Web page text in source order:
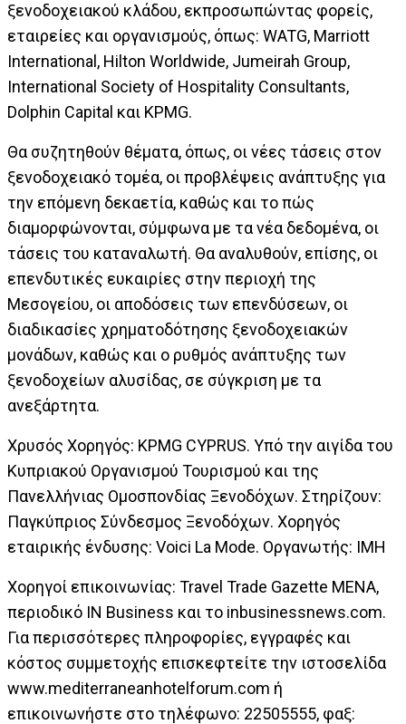
ξενοδοχειακού κλάδου, εκπροσωπώντας φορείς,
εταιρείες και οργανισμούς, όπως: WATG, Marriott
International, Hilton Worldwide, Jumeirah Group,
International Society of Hospitality Consultants,
Dolphin Capital και KPMG.
Θα συζητηθούν θέματα, όπως, οι νέες τάσεις στον
ξενοδοχειακό τομέα, οι προβλέψεις ανάπτυξης για
την επόμενη δεκαετία, καθώς και το πώς
διαμορφώνονται, σύμφωνα με τα νέα δεδομένα, οι
τάσεις του καταναλωτή. Θα αναλυθούν, επίσης, οι
επενδυτικές ευκαιρίες στην περιοχή της
Μεσογείου, οι αποδόσεις των επενδύσεων, οι
διαδικασίες χρηματοδότησης ξενοδοχειακών
μονάδων, καθώς και ο ρυθμός ανάπτυξης των
ξενοδοχείων αλυσίδας, σε σύγκριση με τα
ανεξάρτητα.
Χρυσός Χορηγός: KPMG CYPRUS. Υπό την αιγίδα του
Κυπριακού Οργανισμού Τουρισμού και της
Πανελλήνιας Ομοσπονδίας Ξενοδόχων. Στηρίζουν:
Παγκύπριος Σύνδεσμος Ξενοδόχων. Χορηγός
εταιρικής ένδυσης: Voici La Mode. Οργανωτής: ΙΜΗ
Χορηγοί επικοινωνίας: Travel Trade Gazette MENA,
περιοδικό IN Business και το inbusinessnews.com.
Για περισσότερες πληροφορίες, εγγραφές και
κόστος συμμετοχής επισκεφτείτε την ιστοσελίδα
www.mediterraneanhotelforum.com ή
επικοινωνήστε στο τηλέφωνο: 22505555, φαξ: